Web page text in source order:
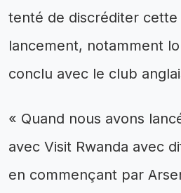
tenté de discréditer cette
lancement, notamment
conclu avec le club
« Quand nous avons
avec Visit Rwanda avec
en commençant par